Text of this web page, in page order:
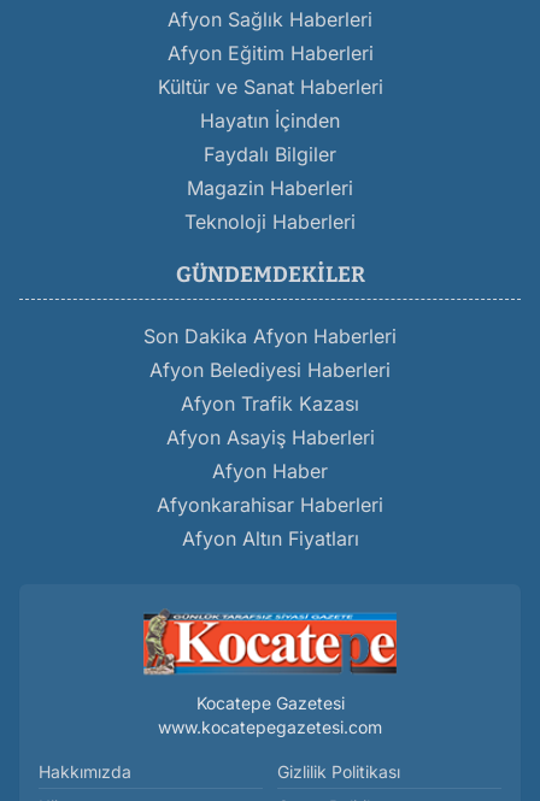
Afyon Sağlık Haberleri
Afyon Eğitim Haberleri
Kültür ve Sanat Haberleri
Hayatın İçinden
Faydalı Bilgiler
Magazin Haberleri
Teknoloji Haberleri
GÜNDEMDEKILER
Son Dakika Afyon Haberleri
Afyon Belediyesi Haberleri
Afyon Trafik Kazası
Afyon Asayiş Haberleri
Afyon Haber
Afyonkarahisar Haberleri
Afyon Altın Fiyatları
Kocatepe Gazetesi
www.kocatepegazetesi.com
Hakkımızda
Gizlilik Politikası